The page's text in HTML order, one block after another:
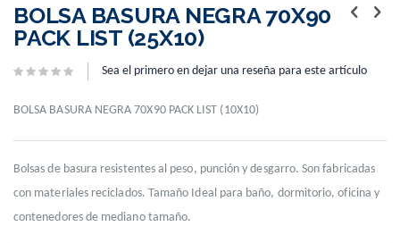
to
the
end
the
gallery
to
the
beginning
the
gallery
BOLSA BASURA NEGRA 70X90
PACK LIST (25X10)
Sea el primero en dejar una reseña para este artículo
BOLSA BASURA NEGRA 70X90 PACK LIST (10X10)
Bolsas de basura resistentes al peso, punción y desgarro. Son fabricadas
con materiales reciclados. Tamaño Ideal para baño, dormitorio, oficina y
contenedores de mediano tamaño.